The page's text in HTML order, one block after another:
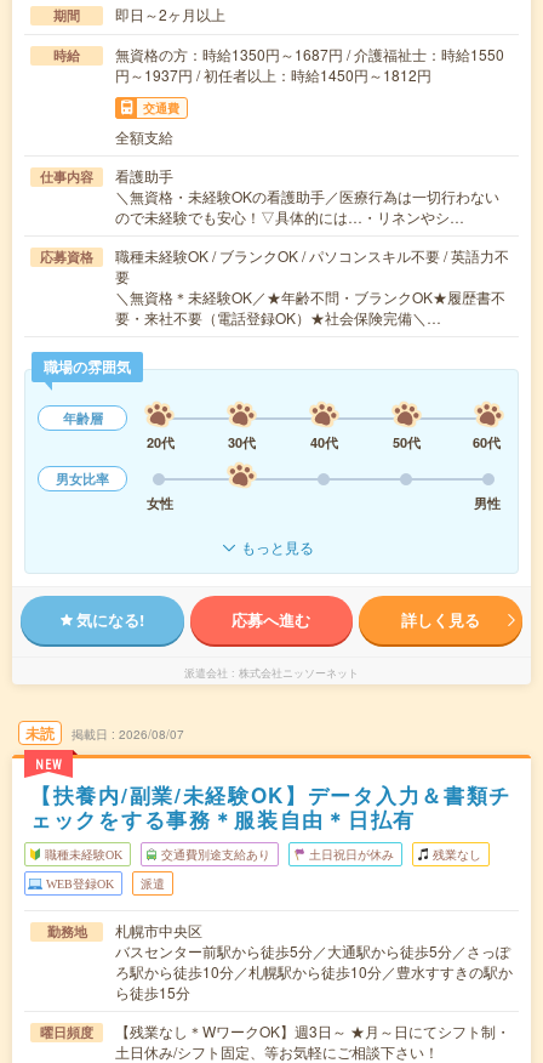
期間 即日～2ヶ月以上
時給
無資格の方：時給1350円～1687円 / 介護福祉士：時給1550
円～1937円 / 初任者以上：時給1450円～1812円
交通費
全額支給
仕事内容
看護助手
＼無資格・未経験OKの看護助手／医療行為は一切行わない
ので未経験でも安心！▽具体的には…・リネンやシ…
応募資格
職種未経験OK / ブランクOK / パソコンスキル不要 / 英語力不
要
＼無資格＊未経験OK／★年齢不問・ブランクOK★履歴書不
要・来社不要（電話登録OK）★社会保険完備＼…
職場の雰囲気
年齢層
20代
30代 40代 50代
60代
男女比率
女性
男性
もっと見る
気になる! 応募へ進む 詳しく見る
派遣会社 株式会社ニッソーネット
未読
NEW
掲載日 2026/08/07
【扶養内/副業/未経験OK】データ入力＆書類チ
ェックをする事務＊服装自由＊日払有
職種未経験OK 交通費別途支給あり 土日祝日が休み 残業なし
WEB登録OK 派遣
勤務地
札幌市中央区
バスセンター前駅から徒歩5分／大通駅から徒歩5分／さっぽ
ろ駅から徒歩10分／札幌駅から徒歩10分／豊水すすきの駅か
ら徒歩15分
曜日頻度
【残業なし＊WワークOK】週3日～ ★月～日にてシフト制・
土日休み/シフト固定、等お気軽にご相談下さい！